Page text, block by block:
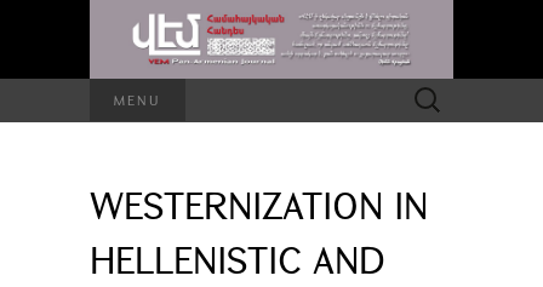
MENU
Search
for:
WESTERNIZATION IN
HELLENISTIC AND